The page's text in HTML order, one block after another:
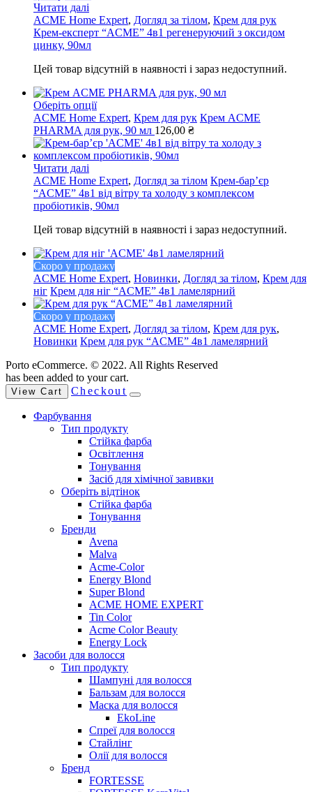
Читати далі
ACME Home Expert, Догляд за тілом, Крем для рук
Крем-експерт “ACME” 4в1 регенеруючий з оксидом
цинку, 90мл
Цей товар відсутній в наявності і зараз недоступний.
Оберіть опції
ACME Home Expert, Крем для рук Крем ACME
PHARMA для рук, 90 мл 126,00 ₴
Читати далі
ACME Home Expert, Догляд за тілом Крем-бар’єр
“ACME” 4в1 від вітру та холоду з комплексом
пробіотиків, 90мл
Цей товар відсутній в наявності і зараз недоступний.
Скоро у продажу
ACME Home Expert, Новинки, Догляд за тілом, Крем для
ніг Крем для ніг “ACME” 4в1 ламелярний
Скоро у продажу
ACME Home Expert, Догляд за тілом, Крем для рук,
Новинки Крем для рук “ACME” 4в1 ламелярний
Porto eCommerce. © 2022. All Rights Reserved
has been added to your cart.
View Cart Checkout
Фарбування
Тип продукту
Стійка фарба
Освітлення
Тонування
Засіб для хімічної завивки
Оберіть відтінок
Стійка фарба
Тонування
Бренди
Avena
Malva
Acme-Color
Energy Blond
Super Blond
ACME HOME EXPERT
Tin Color
Acme Color Beauty
Energy Lock
Засоби для волосся
Тип продукту
Шампуні для волосся
Бальзам для волосся
Маска для волосся
EkoLine
Спреї для волосся
Стайлінг
Олії для волосся
Бренд
FORTESSE